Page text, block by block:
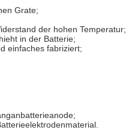
Grate;
der hohen Temperatur;
in der Batterie;
einfaches fabriziert;